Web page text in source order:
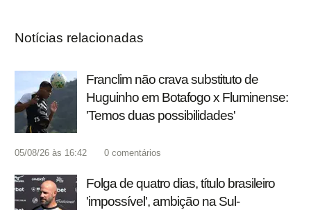
Notícias relacionadas
Franclim não crava substituto de
Huguinho em Botafogo x Fluminense:
'Temos duas possibilidades'
05/08/26 às 16:42 0 comentários
Folga de quatro dias, título brasileiro
'impossível', ambição na Sul-